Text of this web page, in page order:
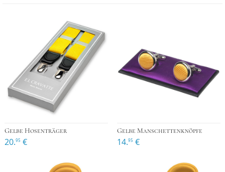
Gelbe Hosenträger
20.95 €
Gelbe Manschettenknöpfe
14.95 €